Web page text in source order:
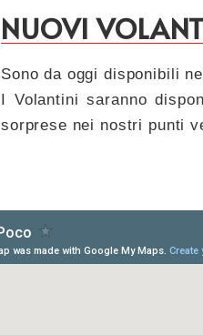
NUOVI
Sono da oggi disponibili
I Volantini saranno
sorprese nei nostri punti